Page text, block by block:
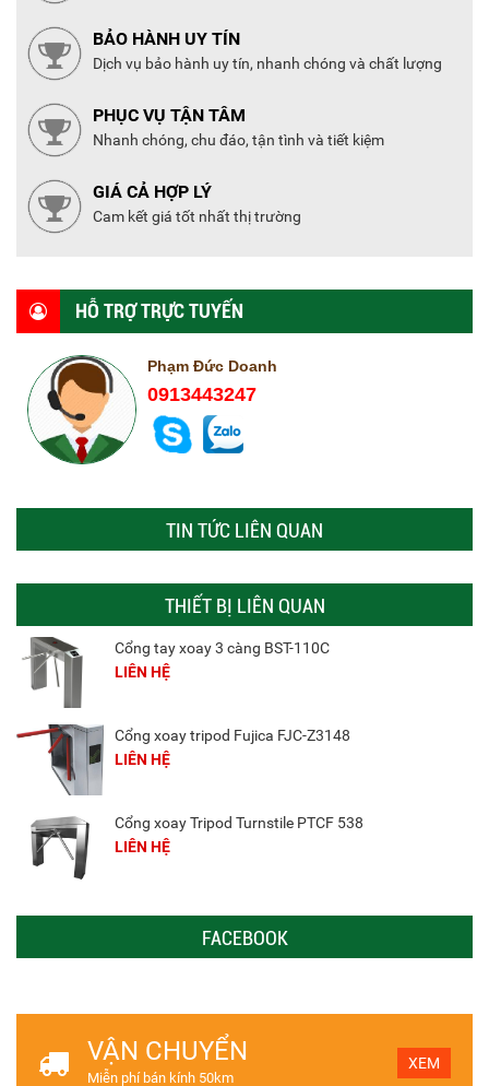
BẢO HÀNH UY TÍN
Dịch vụ bảo hành uy tín, nhanh chóng và chất lượng
PHỤC VỤ TẬN TÂM
Nhanh chóng, chu đáo, tận tình và tiết kiệm
GIÁ CẢ HỢP LÝ
Cam kết giá tốt nhất thị trường
HỖ TRỢ TRỰC TUYẾN
Phạm Đức Doanh
0913443247
TIN TỨC LIÊN QUAN
THIẾT BỊ LIÊN QUAN
Cổng tay xoay 3 càng BST-110C
LIÊN HỆ
Cổng xoay tripod Fujica FJC-Z3148
LIÊN HỆ
Cổng xoay Tripod Turnstile PTCF 538
LIÊN HỆ
FACEBOOK
VẬN CHUYỂN
Miễn phí bán kính 50km
XEM